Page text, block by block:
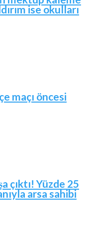
ise okulları
maçı öncesi
çıktı! Yüzde 25
arsa sahibi